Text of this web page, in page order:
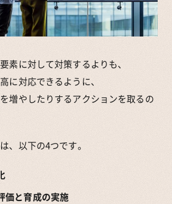
素に対して対策するよりも、
に対応できるように、
増やしたりするアクションを取るの
、以下の4つです。
価と育成の実施